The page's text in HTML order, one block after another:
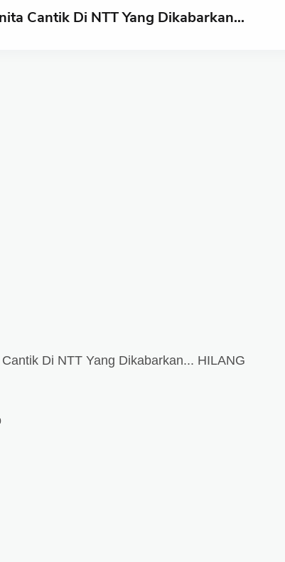
Cantik Di NTT Yang Dikabarkan...
Di NTT Yang Dikabarkan... HILANG